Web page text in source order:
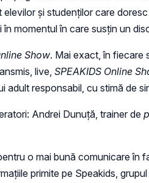
și studenților care
momentul în care susțin un
Show. Mai exact, în fiecare
live, SPEAKIDS Online
responsabil, cu stimă de
Andrei Dunuță, trainer de
o mai bună comunicare
primite pe Speakids,